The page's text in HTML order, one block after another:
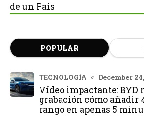
de un País
POPULAR
TECNOLOGÍA December
Vídeo impactante: BYD
grabación cómo añadir
rango en apenas 5